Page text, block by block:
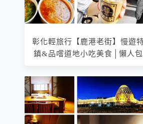
彰化輕旅行【鹿港老街】慢遊
鎮&品嚐道地小吃美食│懶人包